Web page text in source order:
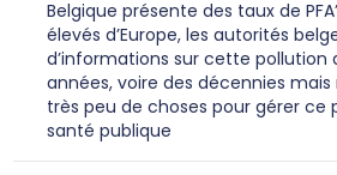
Belgique présente des taux de
élevés d’Europe, les autorités
d’informations sur cette pollution
années, voire des décennies mais
très peu de choses pour gérer ce
santé publique